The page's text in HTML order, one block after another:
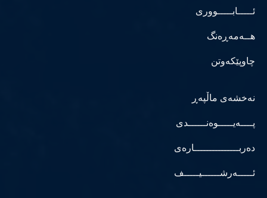
ئـــــابـــــووری
هــەمەڕەنگ
چاوپێکەوتن
نەخشەی ماڵپەڕ
پــــەیـــــوەنــــــدی
دەربـــــــــــــــارەی
ئـــــەرشــــــیـــــف